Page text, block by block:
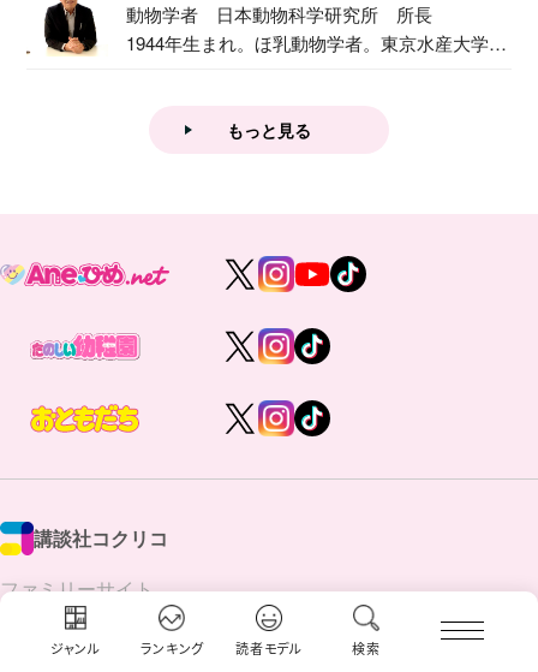
ジャンル ランキング 読者モデル 検索
動物学者 日本動物科学研究所 所長
1944年生まれ。ほ乳動物学者。東京水産大学卒
もっと見る
講談社コクリコ
ファミリーサイト
コクリコ
講談社の
動く図鑑MOVE